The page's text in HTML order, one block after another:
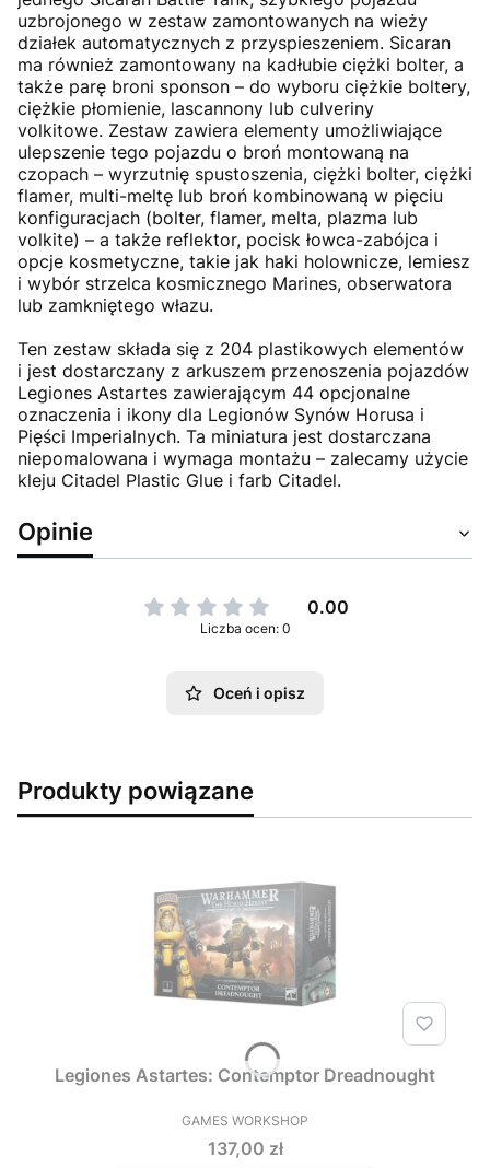
uzbrojonego w zestaw zamontowanych na wieży
działek automatycznych z przyspieszeniem. Sicaran
ma również zamontowany na kadłubie ciężki bolter, a
także parę broni sponson – do wyboru ciężkie boltery,
ciężkie płomienie, lascannony lub culveriny
volkitowe. Zestaw zawiera elementy umożliwiające
ulepszenie tego pojazdu o broń montowaną na
czopach – wyrzutnię spustoszenia, ciężki bolter, ciężki
flamer, multi-meltę lub broń kombinowaną w pięciu
konfiguracjach (bolter, flamer, melta, plazma lub
volkite) – a także reflektor, pocisk łowca-zabójca i
opcje kosmetyczne, takie jak haki holownicze, lemiesz
i wybór strzelca kosmicznego Marines, obserwatora
lub zamkniętego włazu.
Ten zestaw składa się z 204 plastikowych elementów
i jest dostarczany z arkuszem przenoszenia pojazdów
Legiones Astartes zawierającym 44 opcjonalne
oznaczenia i ikony dla Legionów Synów Horusa i
Pięści Imperialnych. Ta miniatura jest dostarczana
niepomalowana i wymaga montażu – zalecamy użycie
kleju Citadel Plastic Glue i farb Citadel.
Opinie
0.00
Liczba ocen: 0
Oceń i opisz
Produkty powiązane
Legiones Astartes: Contemptor Dreadnought
PRODUCENT
GAMES WORKSHOP
Cena
137,00 zł